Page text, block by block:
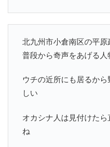
北九州市小倉南区の平原
普段から奇声をあげる人
ウチの近所にも居るか
しい
オカシナ人は見付けた
ね